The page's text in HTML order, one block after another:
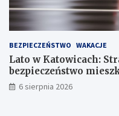
BEZPIECZEŃSTWO WAKACJE
Lato w Katowicach:
bezpieczeństwo
6 sierpnia 2026